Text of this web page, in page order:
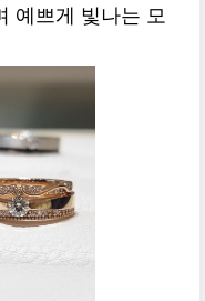
예쁘게 빛나는 모